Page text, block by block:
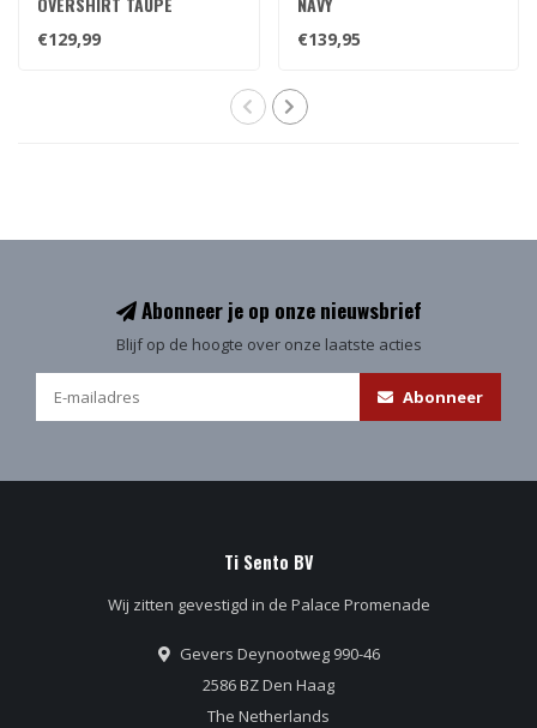
€129,99 €139,95
Abonneer je op onze nieuwsbrief
Blijf op de hoogte over onze laatste acties
Abonneer
Ti Sento BV
Wij zitten gevestigd in de Palace Promenade
Gevers Deynootweg 990-46
2586 BZ Den Haag
The Netherlands